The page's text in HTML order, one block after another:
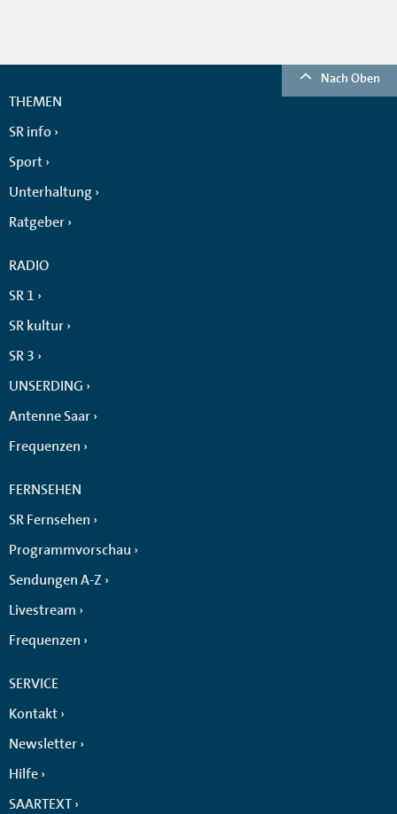
Nach Oben
THEMEN
SR info
Sport
Unterhaltung
Ratgeber
RADIO
SR 1
SR kultur
SR 3
UNSERDING
Antenne Saar
Frequenzen
FERNSEHEN
SR Fernsehen
Programmvorschau
Sendungen A-Z
Livestream
Frequenzen
SERVICE
Kontakt
Newsletter
Hilfe
SAARTEXT